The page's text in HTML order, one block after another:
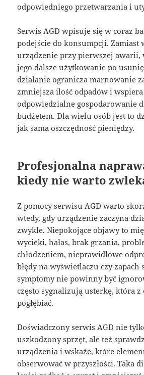
odpowiedniego przetwarzania i
Serwis AGD wpisuje się w coraz
podejście do konsumpcji. Zamiast
urządzenie przy pierwszej awarii,
jego dalsze użytkowanie po
działanie ogranicza marnowanie
zmniejsza ilość odpadów i
odpowiedzialne gospodarowanie
budżetem. Dla wielu osób jest to
jak sama oszczędność pieniędzy.
Profesjonalna
kiedy nie warto
Z pomocy serwisu AGD warto
wtedy, gdy urządzenie zaczyna
zwykle. Niepokojące objawy to
wycieki, hałas, brak grzania,
chłodzeniem, nieprawidłowe
błędy na wyświetlaczu czy zapach
symptomy nie powinny być
często sygnalizują usterkę, która z
pogłębiać.
Doświadczony serwis AGD nie
uszkodzony sprzęt, ale też
urządzenia i wskaże, które
obserwować w przyszłości. Taka